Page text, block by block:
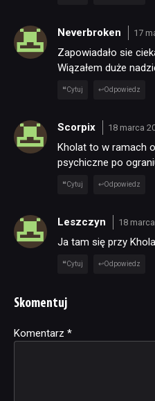
Neverbroken 17
Zapowiadało sie
Wiązałem duże
Cytuj Odpowiedz
Scorpix 18 marca
Kholat to w ramach
psychiczne po
Cytuj Odpowiedz
Leszczyn 18
Ja tam się przy
Cytuj Odpowiedz
Skomentuj
Komentarz *
Alternative: